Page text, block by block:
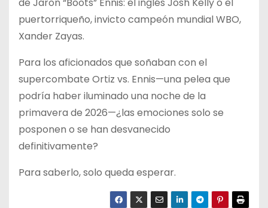
puertorriqueño, invicto campeón mundial WBO,
Xander Zayas.
Para los aficionados que soñaban con el
supercombate Ortiz vs. Ennis—una pelea que
podría haber iluminado una noche de la
primavera de 2026—¿las emociones solo se
posponen o se han desvanecido
definitivamente?
Para saberlo, solo queda esperar.